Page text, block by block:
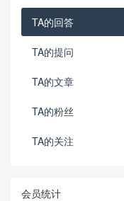
TA的回答
TA的提问
TA的文章
TA的粉丝
TA的关注
会员统计